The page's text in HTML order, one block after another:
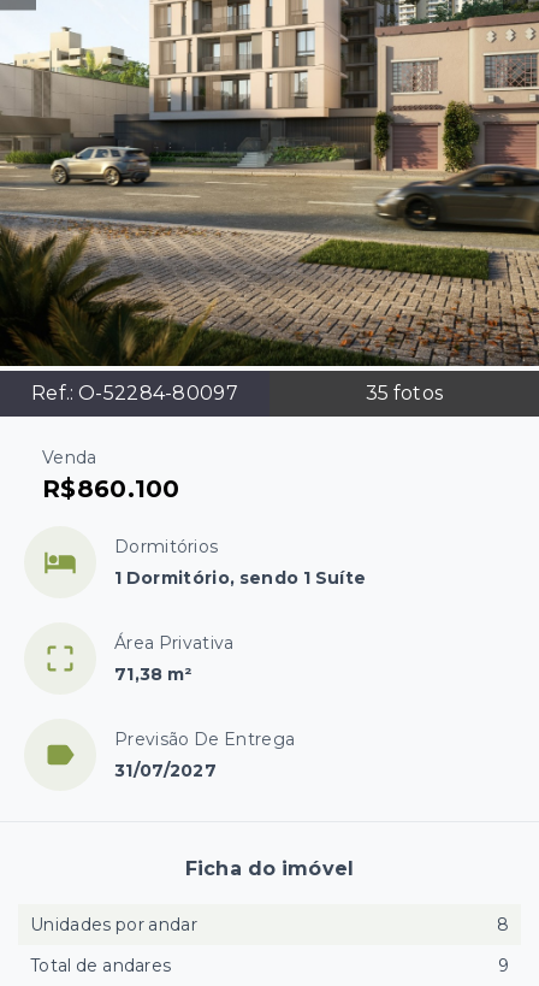
Ref.:O-52284-80097 35 fotos
Venda
R$860.100
Dormitórios
1 Dormitório, sendo 1 Suíte
Área Privativa
71,38 m²
Previsão De Entrega
31/07/2027
Ficha do imóvel
Unidades por andar
8
Total de andares
9